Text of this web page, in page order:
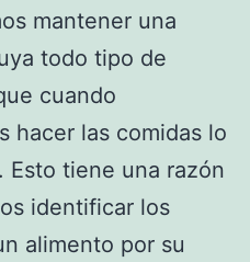
mantener una
todo tipo de
cuando
hacer las comidas lo
Esto tiene una razón
identificar los
alimento por su